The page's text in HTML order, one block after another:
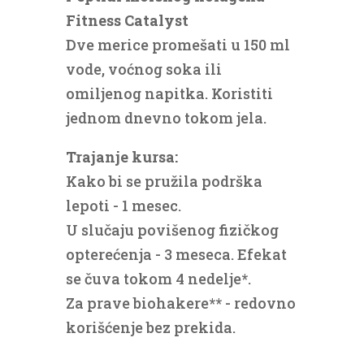
Fitness Catalyst
Dve merice promešati u 150 ml
vode, voćnog soka ili
omiljenog napitka. Koristiti
jednom dnevno tokom jela.
Trajanje kursa:
Kako bi se pružila podrška
lepoti - 1 mesec.
U slučaju povišenog fizičkog
opterećenja - 3 meseca. Efekat
se čuva tokom 4 nedelje*.
Za prave biohakere** - redovno
korišćenje bez prekida.